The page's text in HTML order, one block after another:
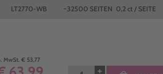
LT2770-WB ~32500 SEITEN 0,2 ct / SEITE
MwSt. € 53,77
+